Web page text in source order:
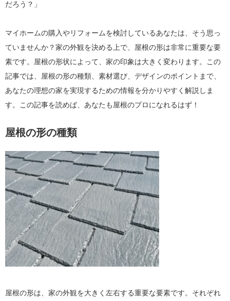
だろう？」
マイホームの購入やリフォームを検討しているあなたは、そう思っ
ていませんか？家の外観を決める上で、屋根の形は非常に重要な要
素です。屋根の形状によって、家の印象は大きく変わります。この
記事では、屋根の形の種類、素材選び、デザインのポイントまで、
あなたの理想の家を実現するための情報を分かりやすく解説しま
す。この記事を読めば、あなたも屋根のプロになれるはず！
屋根の形の種類
屋根の形は、家の外観を大きく左右する重要な要素です。それぞれ